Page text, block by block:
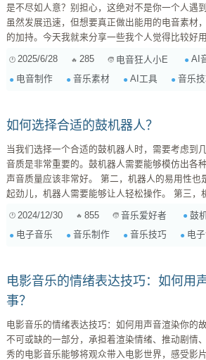
是不尽如人意？别担心，这绝对不是你一个人遇
虽然发展迅速，但想要真正做出能用的电音素材
的加持。今天我就来分享一些我个人觉得比较好
一些能够提升AI生成素材质量的小技巧，希望能
目，但真正能做出高质量电音素材的并不多。以
2025/6/28 285 电音狂人小E
AI
电音制作
音乐素材 AI工具 音乐
如何选择合适的鼓机器人？
当我们选择一个合适的鼓机器人时，需要考虑到几个关键
音质是非常重要的。鼓机器人需要能够模仿出各
声音质量应该非常好。 第二，机器人的易用性也是非常重要的。要想玩得
起劲儿，机器人需要能够让人轻松操作。 第三，机器人的成本也是一个需
machines 不仅需要能够模仿出各种不同的音色，
2024/12/30 855 音乐爱好者 鼓
电子音乐
音乐制作 音乐技巧 电
电影音乐的情绪表达技巧：如何用
事？
电影音乐的情绪表达技巧：如何用声音渲染你的故事？ 电影音乐作
不可或缺的一部分，承担着渲染情绪、推动剧情
秀的电影音乐能够将观众带入电影世界，感受影